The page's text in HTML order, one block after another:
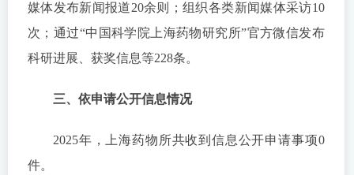
媒体发布新闻报道20余则；组织各类新闻媒体采访10
次；通过“中国科学院上海药物研究所”官方微信发布
科研进展、获奖信息等228条。
三、依申请公开信息情况
2025年，上海药物所共收到信息公开申请事项0
件。